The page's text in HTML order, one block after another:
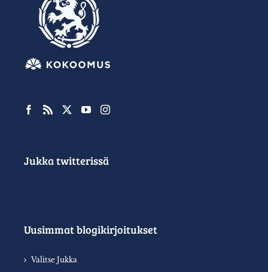
Jukka twitterissä
Uusimmat blogikirjoitukset
Valitse Jukka